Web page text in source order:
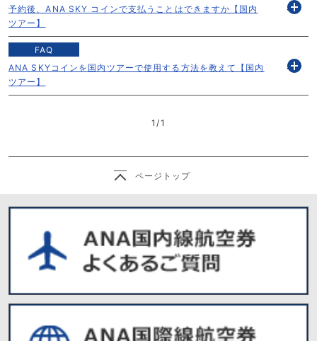
予約後、ANA SKY コインで支払うことはできますか【国内
ツアー】
く
s
FAQ
ANA SKYコインを国内ツアーで使用する方法を教えて【国内
ツアー】
く
s
1 /1
ページトップ